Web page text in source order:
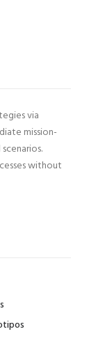
via
mission-
without